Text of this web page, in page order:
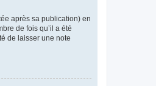
après sa publication) en
de fois qu’il a été
de laisser une note